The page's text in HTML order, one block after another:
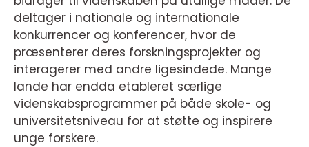
deltager i nationale og internationale
konkurrencer og konferencer, hvor de
præsenterer deres forskningsprojekter og
interagerer med andre ligesindede. Mange
lande har endda etableret særlige
videnskabsprogrammer på både skole- og
universitetsniveau for at støtte og inspirere
unge forskere.